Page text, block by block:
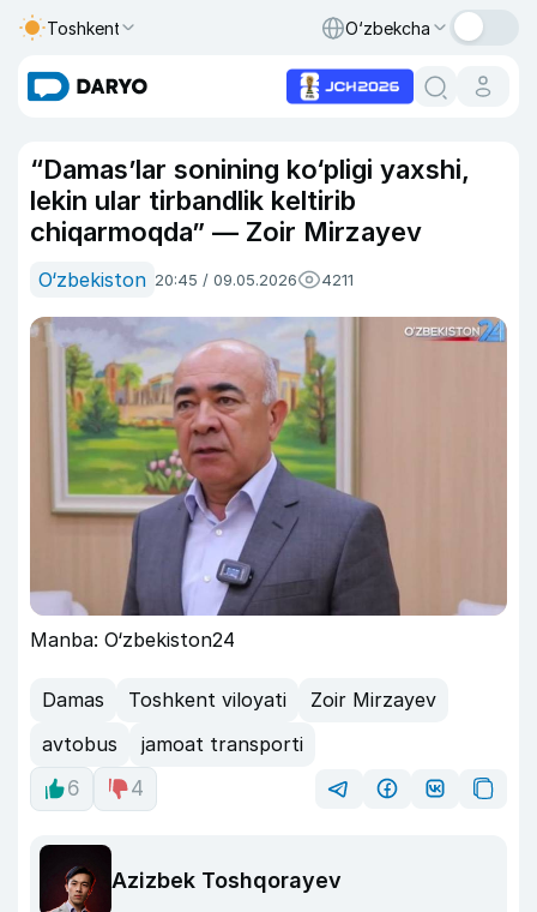
Toshkent O‘zbekcha
“Damas’lar sonining ko‘pligi yaxshi,
lekin ular tirbandlik keltirib
chiqarmoqda” — Zoir Mirzayev
O‘zbekiston 20:45 / 09.05.2026 4211
Manba: O‘zbekiston24
Damas Toshkent viloyati
Zoir Mirzayev
avtobus
jamoat transporti
6
4
Azizbek Toshqorayev